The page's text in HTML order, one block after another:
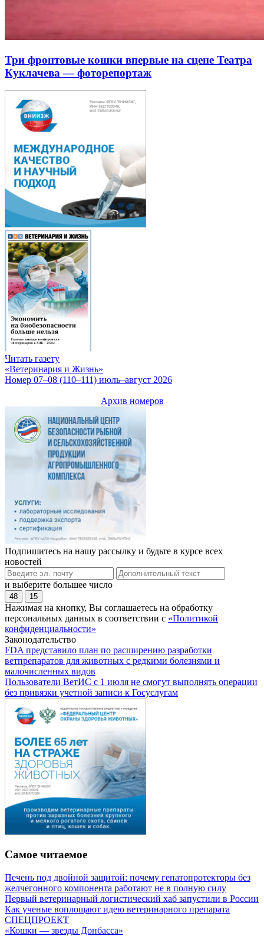
Три фронтовые кошки впервые на сцене Театра
Куклачева — фоторепортаж
Читать газету
«Ветеринария и Жизнь»
Номер 07–08 (110–111) июль–август 2026
Архив номеров
Подпишитесь на нашу рассылку и будьте в курсе всех
новостей
и выберите большее число
48 15
Нажимая на кнопку, Вы соглашаетесь на обработку
персональных данных в соответствии с «Политикой
конфиденциальности»
Законодательство
FDA представило план по расширению разработки
ветпрепаратов для животных с редкими болезнями и
малочисленных видов
Пользователи ВетИС с 1 июля не смогут выполнять операции
без привязки учетной записи к Госуслугам
Самое читаемое
Печень под двойной защитой: почему гепатопротекторы без
желчегонного компонента работают не в полную силу
Первый ветеринарный логистический хаб запустили в России
Как ученые воплощают идею ветеринарного препарата
СПЕЦПРОЕКТ
«Кошки — звезды Донбасса»